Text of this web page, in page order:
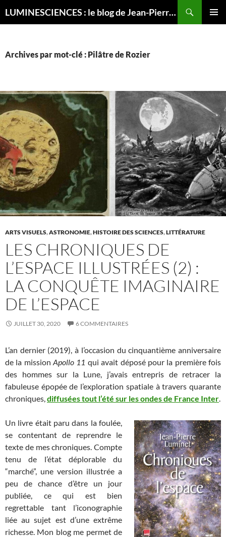
LUMINESCIENCES : le blog de Jean-Pierre LUMINET, astrophysicien
Archives par mot-clé : Pilâtre de Rozier
ARTS VISUELS,ASTRONOMIE,HISTOIRE DES SCIENCES,LITTÉRATURE
LES CHRONIQUES DE
L’ESPACE ILLUSTRÉES (2) :
LA CONQUÊTE IMAGINAIRE
DE L’ESPACE
JUILLET 30, 2020 6 COMMENTAIRES
L’an dernier (2019), à l’occasion du cinquantième anniversaire
de la missionApollo 11 qui avait déposé pour la première fois
des hommes sur la Lune, j’avais entrepris de retracer la
fabuleuse épopée de l’exploration spatiale à travers quarante
chroniques,diffusées tout l’été sur les ondes de France Inter.
Un livre était paru dans la foulée,
se contentant de reprendre le
texte de mes chroniques. Compte
tenu de l’état déplorable du
“marché”, une version illustrée a
peu de chance d’être un jour
publiée, ce qui est bien
regrettable tant l’iconographie
liée au sujet est d’une extrême
richesse. Mon blog me permet de